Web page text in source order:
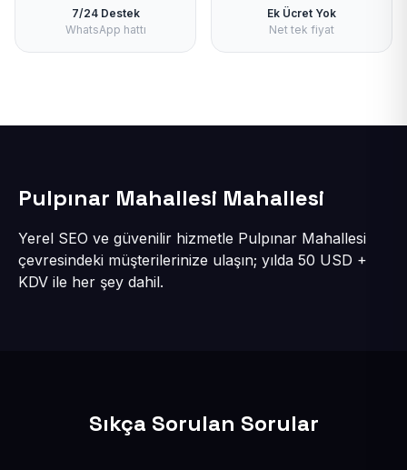
7/24 Destek
WhatsApp hattı
Ek Ücret Yok
Net tek fiyat
Pulpınar Mahallesi Mahallesi
Yerel SEO ve güvenilir hizmetle Pulpınar Mahallesi
çevresindeki müşterilerinize ulaşın; yılda 50 USD +
KDV ile her şey dahil.
Sıkça Sorulan Sorular